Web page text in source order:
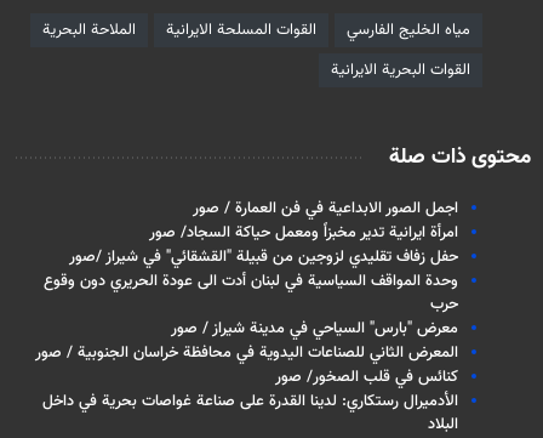
مياه الخليج الفارسي القوات المسلحة الايرانية
الملاحة البحرية
القوات البحرية الايرانية
محتوى ذات صلة
اجمل الصور الابداعية في فن العمارة / صور
امرأة ايرانية تدير مخبزاً ومعمل حياكة السجاد/ صور
حفل زفاف تقليدي لزوجين من قبيلة "القشقائي" في شيراز /صور
وحدة المواقف السياسية في لبنان أدت الى عودة الحريري دون وقوع
حرب
معرض "بارس" السياحي في مدينة شيراز / صور
المعرض الثاني للصناعات اليدوية في محافظة خراسان الجنوبية / صور
كنائس في قلب الصخور/ صور
الأدميرال رستكاري: لدينا القدرة على صناعة غواصات بحرية في داخل
البلاد